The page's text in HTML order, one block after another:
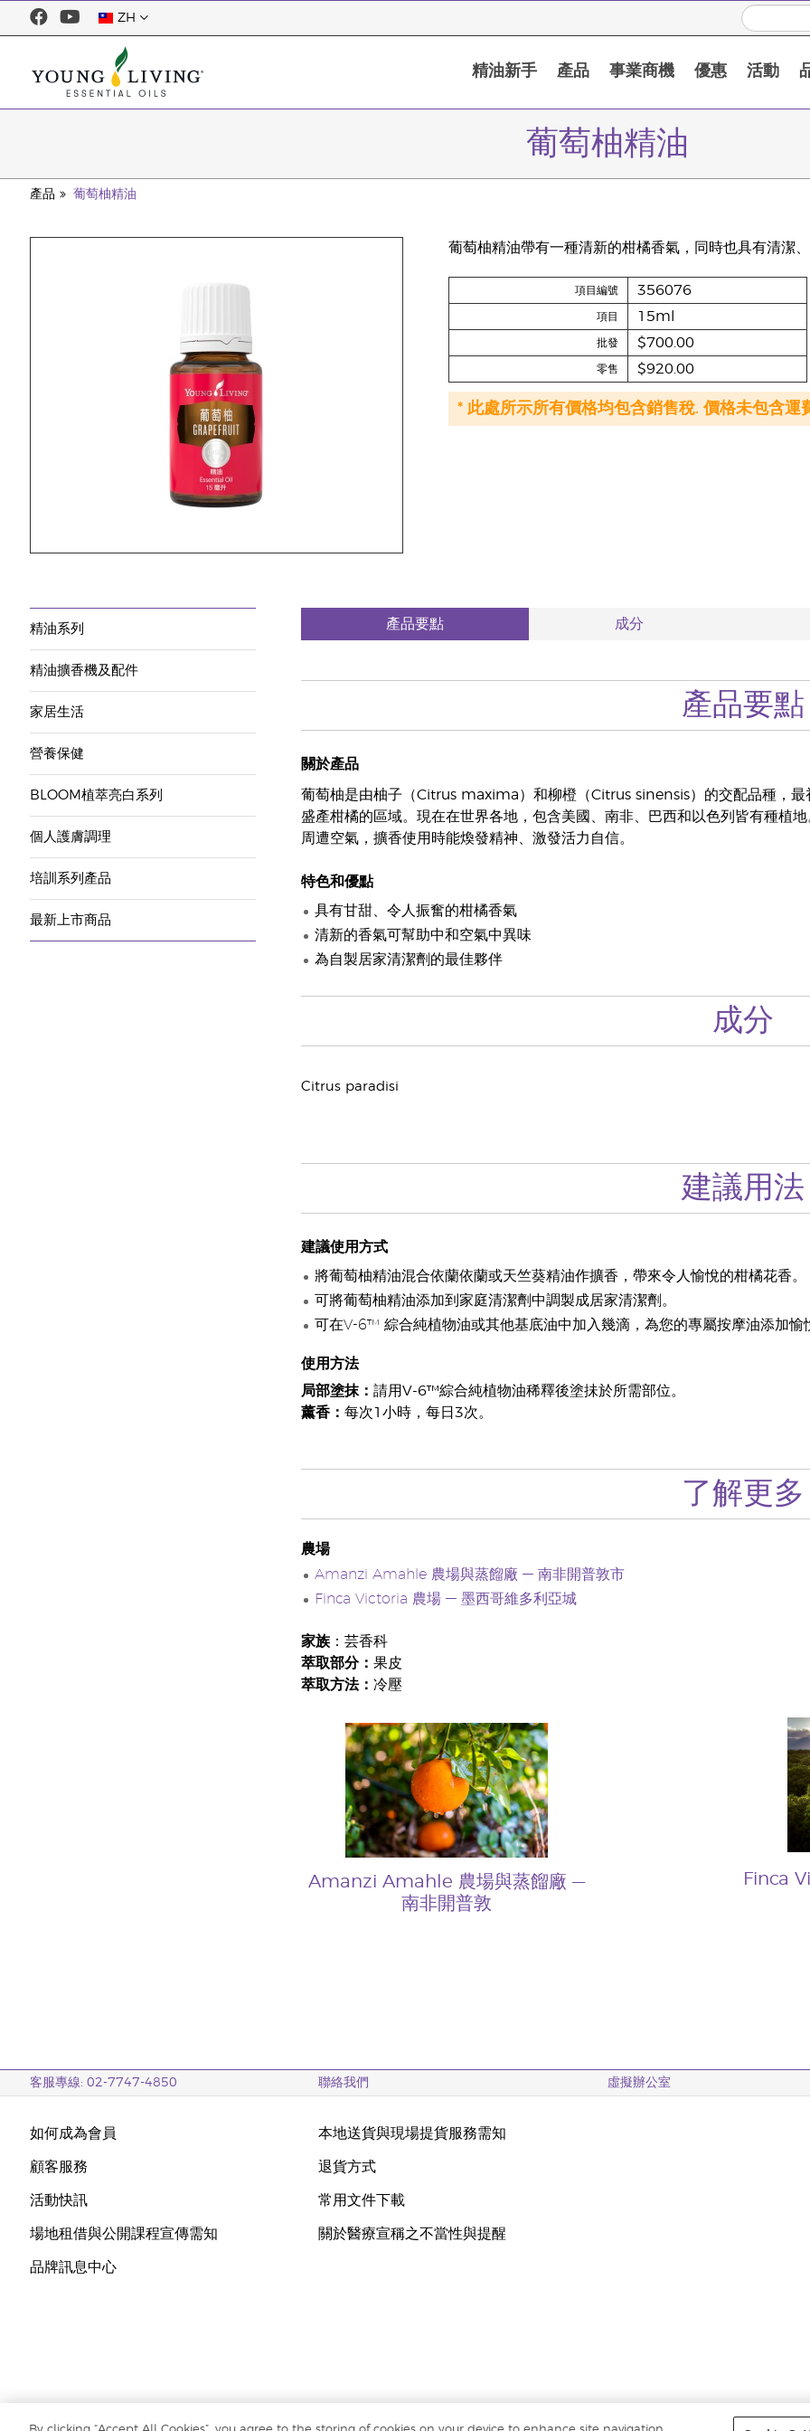
ZH
精油新手 產品 事業商機 優惠 活動
葡萄柚精油
產品 葡萄柚精油
葡萄柚精油帶有一種清新的柑橘香氣，同時也具有清潔
項目編號 356076
項目 15ml
批發 $700.00
零售 $920.00
* 此處所示所有價格均包含銷售稅. 價格未包含運
精油系列
精油擴香機及配件
家居生活
營養保健
BLOOM植萃亮白系列
個人護膚調理
培訓系列產品
最新上市商品
產品要點 成分
產品要點
關於產品
葡萄柚是由柚子（Citrus maxima）和柳橙（Citrus sinensis）的交配品種，
盛產柑橘的區域。現在在世界各地，包含美國、南非、巴西和以色列皆有種植
周遭空氣，擴香使用時能煥發精神、激發活力自信。
特色和優點
具有甘甜、令人振奮的柑橘香氣
清新的香氣可幫助中和空氣中異味
為自製居家清潔劑的最佳夥伴
成分
Citrus paradisi
建議用法
建議使用方式
將葡萄柚精油混合依蘭依蘭或天竺葵精油作擴香，帶來令人愉悅的柑橘花香。
可將葡萄柚精油添加到家庭清潔劑中調製成居家清潔劑。
可在V-6™ 綜合純植物油或其他基底油中加入幾滴，為您的專屬按摩油添加愉
使用方法
局部塗抹： 請用V-6™綜合純植物油稀釋後塗抺於所需部位。
薰香： 每次1小時，每日3次。
了解更多
農場
Amanzi Amahle 農場與蒸餾廠 — 南非開普敦市
Finca Victoria 農場 — 墨西哥維多利亞城
家族：芸香科
萃取部分： 果皮
萃取方法： 冷壓
Amanzi Amahle 農場與蒸餾廠 —
南非開普敦
Finca
客服專線: 02-7747-4850 聯絡我們 虛擬辦公室
如何成為會員
顧客服務
活動快訊
場地租借與公開課程宣傳需知
品牌訊息中心
本地送貨與現場提貨服務需知
退貨方式
常用文件下載
關於醫療宣稱之不當性與提醒